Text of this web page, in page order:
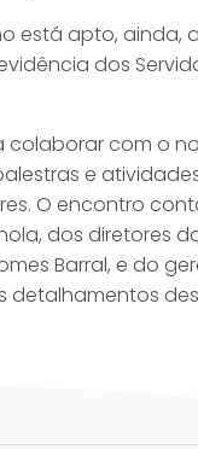
está apto, ainda,
dos
colaborar com o
e
O encontro
dos diretores
Barral, e do
detalhamentos